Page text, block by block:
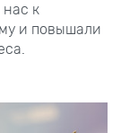
к
и повышали